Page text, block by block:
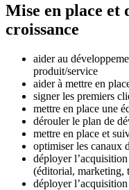
Mise en place et
croissance
aider au
produit/service
aider à mettre en
signer les premiers
mettre en place une
dérouler le plan de
mettre en place et
optimiser les canaux
déployer
(éditorial, marketing,
déployer